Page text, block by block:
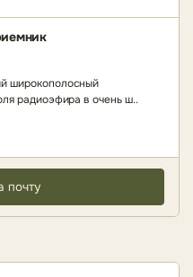
широкополосный
радиоэфира в очень ш..
почту